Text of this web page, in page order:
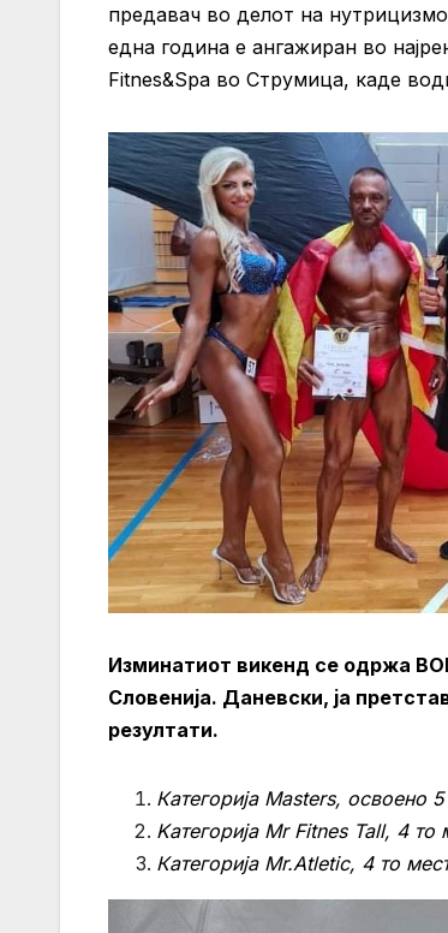
предавач во делот на
една година е ангажиран во
Fitnes&Spa во Струмица, каде
Изминатиот викенд се одржа
Словенија. Даневски, ја
резултати.
Категорија Masters, освоено
Kатегорија Mr Fitnes Tall, 4 то
Категорија Mr.Atletic, 4 то